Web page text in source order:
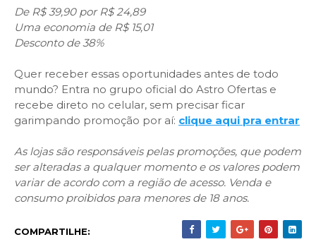
De R$ 39,90 por R$ 24,89
Uma economia de R$ 15,01
Desconto de 38%
Quer receber essas oportunidades antes de todo
mundo? Entra no grupo oficial do Astro Ofertas e
recebe direto no celular, sem precisar ficar
garimpando promoção por aí: clique aqui pra entrar
As lojas são responsáveis pelas promoções, que podem
ser alteradas a qualquer momento e os valores podem
variar de acordo com a região de acesso. Venda e
consumo proibidos para menores de 18 anos.
COMPARTILHE: